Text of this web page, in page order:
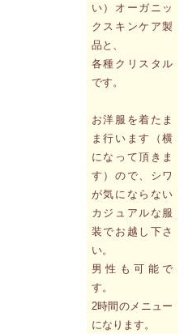
い）オーガニッ
クスキンケア製
品と、
各種クリスタル
です。
お洋服を着たま
ま行います（横
になって頂きま
す）ので、シワ
が気にならない
カジュアルな服
装でお越し下さ
い。
男性も可能で
す。
2時間のメニュー
になります。